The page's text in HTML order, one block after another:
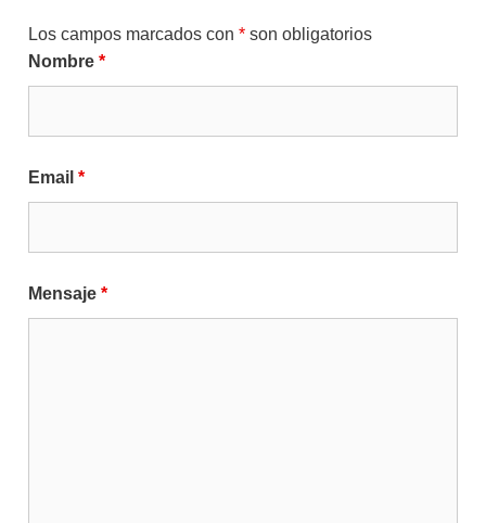
Los campos marcados con * son obligatorios
Nombre *
Email *
Mensaje *